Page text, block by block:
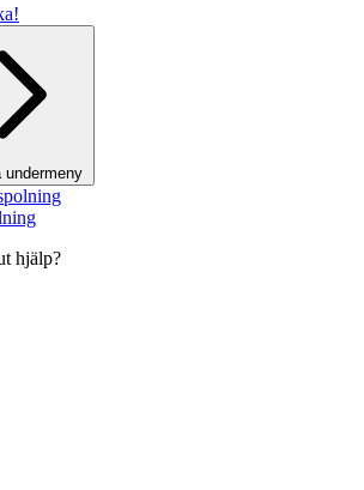
undermeny
hjälp?